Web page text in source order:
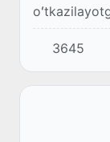
imkoni
boʻyicha
Majlis
3645